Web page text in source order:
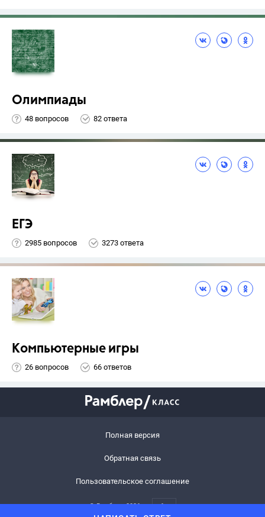
Олимпиады
48 вопросов 82 ответа
ЕГЭ
2985 вопросов 3273 ответа
Компьютерные игры
26 вопросов 66 ответов
Полная версия
Обратная связь
Пользовательское соглашение
© Рамблер,2026 6+